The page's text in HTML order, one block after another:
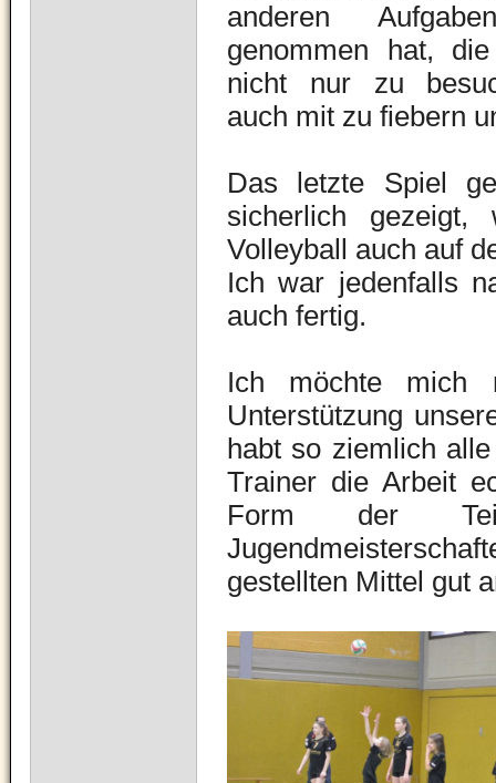
anderen
genommen hat,
nicht nur zu
auch mit zu fiebern
Das letzte Spiel
sicherlich gezeigt,
Volleyball auch auf
Ich war jedenfalls
auch fertig.
Ich möchte mich
Unterstützung
habt so ziemlich
Trainer die Arbeit
Form der
gestellten Mittel gut